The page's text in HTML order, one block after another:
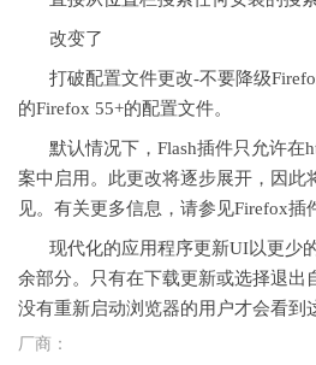
改变了
打破配置文件更改-不要降级
的Firefox 55+的配置文件。
默认情况下，Flash插件只允许在
案中启用。此更改将逐步展开，因此
见。有关更多信息，请参见Firefox插
现代化的应用程序更新UI以更少
余部分。只有在下载更新或选择退出
没有重新启动浏览器的用户才会看到
厂商：